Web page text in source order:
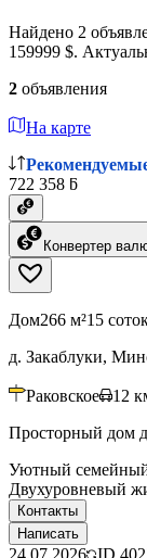
Найдено 2
159999 $.
2 объявления
На карте
722 358 ƃ
Конвертер
Дом266 м²15
д. Закаблуки,
Раковское 12
Просторный дом
Уютный семейный
Двухуровневый
Контакты
Написать
24.07.2026 ID